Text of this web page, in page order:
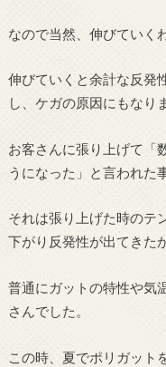
なので当然、伸びていく
伸びていくと余計な反発
し、ケガの原因にもなり
お客さんに張り上げて「
うになった」と言われた
それは張り上げた時のテ
下がり反発性が出てきた
普通にガットの特性や気
さんでした。
この時、夏でポリガット